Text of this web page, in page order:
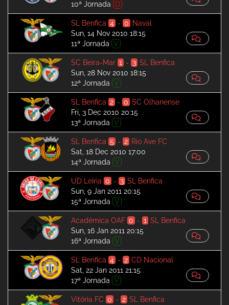
10ª Jornada
D
SL Benfica 4 - 0
Naval
Sun, 14 Nov 2010 18:15
11ª Jornada V
SC Beira-Mar 1 - 3 SL Benfica
Sun, 28 Nov 2010 18:15
12ª Jornada V
SL Benfica 2 - 0 SC Olhanense
Fri, 3 Dec 2010 20:15
13ª Jornada V
SL Benfica 5 - 2 Rio Ave FC
Sat, 18 Dec 2010 17:00
14ª Jornada V
UD Leiria 0 - 3 SL Benfica
Sun, 9 Jan 2011 20:15
15ª Jornada V
Académica OAF 0 - 1 SL Benfica
Sun, 16 Jan 2011 20:15
16ª Jornada V
SL Benfica 4 - 2 CD Nacional
Sat, 22 Jan 2011 21:15
17ª Jornada V
Vitória FC 0 - 2 SL Benfica